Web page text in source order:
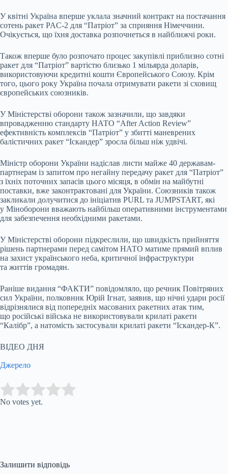
У квітні Україна вперше уклала значний контракт на постачання
сотень ракет PAC-2 для “Патріот” за сприяння Німеччини.
Очікується, що їхня доставка розпочнеться в найближчі роки.
Також вперше було розпочато процес закупівлі приблизно сотні
ракет для “Патріот” вартістю близько 1 мільярда доларів,
використовуючи кредитні кошти Європейського Союзу. Крім
того, цього року Україна почала отримувати ракети зі сховищ
європейських союзників.
У Міністерстві оборони також зазначили, що завдяки
впровадженню стандарту НАТО “After Action Review”
ефективність комплексів “Патріот” у збитті маневрених
балістичних ракет “Іскандер” зросла більш ніж удвічі.
Міністр оборони України надіслав листи майже 40 державам-
партнерам із запитом про негайну передачу ракет для “Патріот”
з їхніх поточних запасів цього місяця, в обмін на майбутні
поставки, вже законтрактовані для України. Союзників також
закликали долучитися до ініціатив PURL та JUMPSTART, які
у Міноборони вважають найбільш оперативними інструментами
для забезпечення необхідними ракетами.
У Міністерстві оборони підкреслили, що швидкість прийняття
рішень партнерами перед самітом НАТО матиме прямий вплив
на захист українського неба, критичної інфраструктури
та життів громадян.
Раніше видання “ФАКТИ” повідомляло, що речник Повітряних
сил України, полковник Юрій Ігнат, заявив, що нічні удари росії
відрізнялися від попередніх масованих ракетних атак тим,
що російські війська не використовували крилаті ракети
“Калібр”, а натомість застосували крилаті ракети “Іскандер-К”.
ВІДЕО ДНЯ
Джерело
Rate this item:
No votes yet.
Залишити відповідь